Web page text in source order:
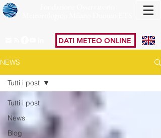
DATI METEO ONLINE
NEWS
Tutti i post
News
Blog
Tutti i post